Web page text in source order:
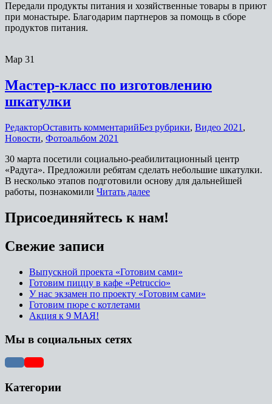
Передали продукты питания и хозяйственные товары в приют
при монастыре. Благодарим партнеров за помощь в сборе
продуктов питания.
Мар 31
Мастер-класс по изготовлению
шкатулки
РедакторОставить комментарийБез рубрики, Видео 2021 ,
Новости, Фотоальбом 2021
30 марта посетили социально-реабилитационный центр
«Радуга». Предложили ребятам сделать небольшие шкатулки.
В несколько этапов подготовили основу для дальнейшей
работы, познакомили Читать далее
Присоединяйтесь к нам!
Свежие записи
Выпускной проекта «Готовим сами»
Готовим пиццу в кафе «Petruccio»
У нас экзамен по проекту «Готовим сами»
Готовим пюре с котлетами
Акция к 9 МАЯ!
Мы в социальных сетях
Категории